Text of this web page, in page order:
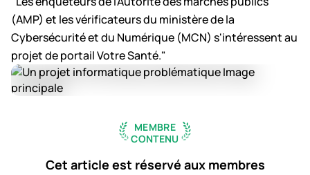
(AMP) et les vérificateurs du ministère de la
Cybersécurité et du Numérique (MCN) s'intéressent au
projet de portail Votre Santé."
MEMBRE
CONTENU
Cet article est réservé aux membres